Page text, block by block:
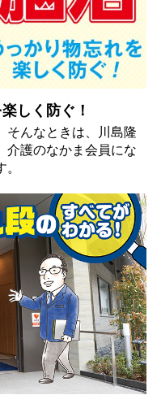
しく防ぐ！
そんなときは、川島隆
護のなかま会員にな